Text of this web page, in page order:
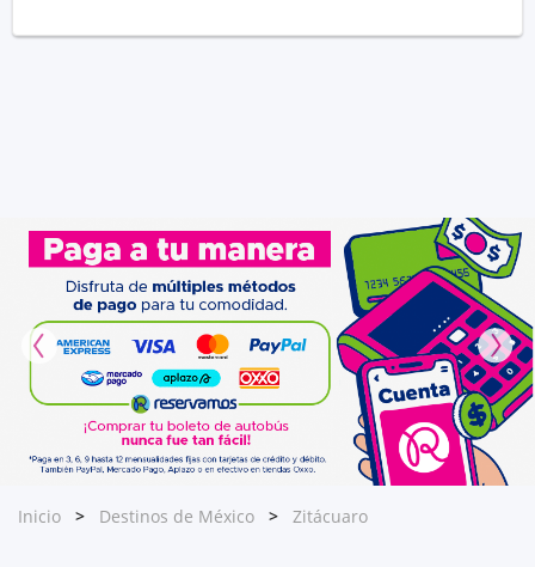
Inicio Destinos de México Zitácuaro